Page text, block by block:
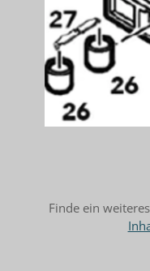
Finde ein